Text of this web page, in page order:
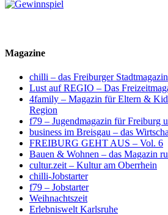
Magazine
chilli – das Freiburger Stadtmagazin
Lust auf REGIO – Das
4family – Magazin für Eltern &
Region
f79 – Jugendmagazin für Freiburg
business im Breisgau – das
FREIBURG GEHT AUS – Vol. 6
Bauen & Wohnen – das Magazin
cultur.zeit – Kultur am Oberrhein
chilli-Jobstarter
f79 – Jobstarter
Weihnachtszeit
Erlebniswelt Karlsruhe